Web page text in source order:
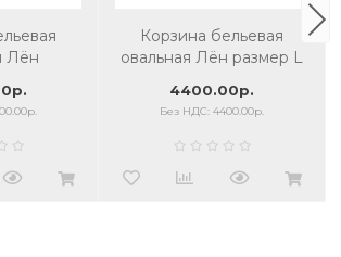
Лён
Корзина бельевая
овальная Лён размер L
4400.00р.
Без НДС: 4400.00р.